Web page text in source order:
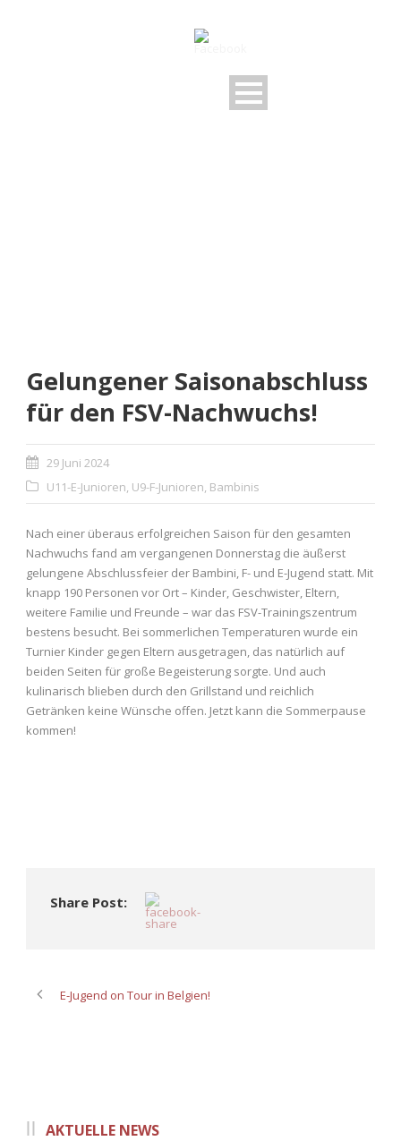
Gelungener Saisonabschluss
für den FSV-Nachwuchs!
29 Juni 2024
U11-E-Junioren, U9-F-Junioren, Bambinis
Nach einer überaus erfolgreichen Saison für den gesamten
Nachwuchs fand am vergangenen Donnerstag die äußerst
gelungene Abschlussfeier der Bambini, F- und E-Jugend statt. Mit
knapp 190 Personen vor Ort – Kinder, Geschwister, Eltern,
weitere Familie und Freunde – war das FSV-Trainingszentrum
bestens besucht. Bei sommerlichen Temperaturen wurde ein
Turnier Kinder gegen Eltern ausgetragen, das natürlich auf
beiden Seiten für große Begeisterung sorgte. Und auch
kulinarisch blieben durch den Grillstand und reichlich
Getränken keine Wünsche offen. Jetzt kann die Sommerpause
kommen!
Share Post:
E-Jugend on Tour in Belgien!
AKTUELLE NEWS